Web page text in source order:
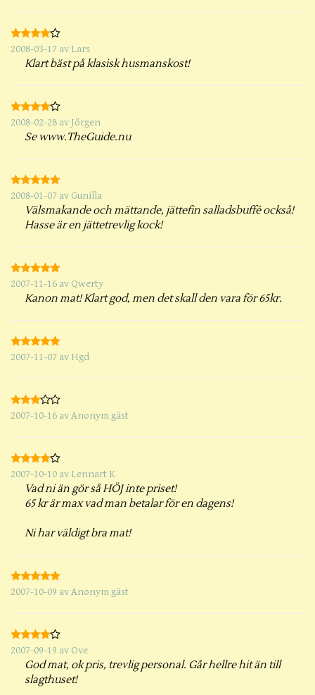
2008-03-17 av Lars
Klart bäst på klasisk husmanskost!
2008-02-28 av Jörgen
Se www.TheGuide.nu
2008-01-07 av Gunilla
Välsmakande och mättande, jättefin salladsbuffé också!
Hasse är en jättetrevlig kock!
2007-11-16 av Qwerty
Kanon mat! Klart god, men det skall den vara för 65kr.
2007-11-07 av Hgd
2007-10-16 avAnonym gäst
2007-10-10 av Lennart K
Vad ni än gör så HÖJ inte priset!
65 kr är max vad man betalar för en dagens!
Ni har väldigt bra mat!
2007-10-09 avAnonym gäst
2007-09-19 av Ove
God mat, ok pris, trevlig personal. Går hellre hit än till
slagthuset!